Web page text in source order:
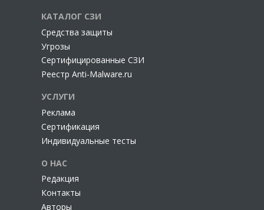
КАТАЛОГ СЗИ
Cредства защиты
Угрозы
Сертифицированные СЗИ
Реестр Anti-Malware.ru
УСЛУГИ
Реклама
Сертификация
Индивидуальные тесты
О НАС
Редакция
Контакты
Авторы